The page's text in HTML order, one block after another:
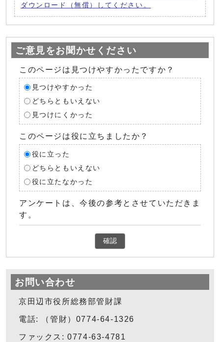
ダウンロード（無償）してください。
ご意見をお聞かせください
このページは見つけやすかったですか？
見つけやすかった
どちらともいえない
見つけにくかった
このページは役に立ちましたか？
役に立った
どちらともいえない
役に立たなかった
アンケートは、今後の参考とさせていただきま
す。
確認
お問い合わせ
京田辺市役所総務部管財課
電話: （管財）0774-64-1326
ファックス: 0774-63-4781